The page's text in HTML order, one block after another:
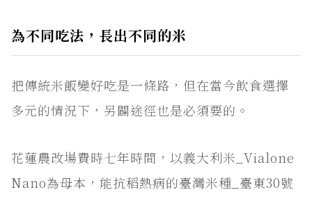
為不同吃法，長出不同的米
把傳統米飯變好吃是一條路，但在當今飲食選擇
多元的情況下，另闢途徑也是必須要的。
花蓮農改場費時七年時間，以義大利米_Vialone
Nano為母本，能抗稻熱病的臺灣米種_臺東30號